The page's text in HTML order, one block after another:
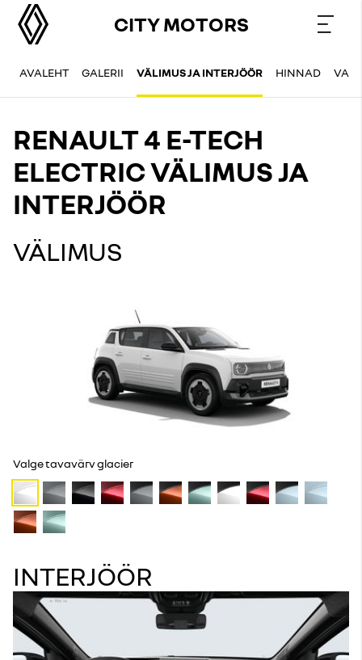
CITY MOTORS
AVALEHT GALERII VÄLIMUS JA INTERJÖÖR HINNAD
RENAULT 4 E-TECH
ELECTRIC VÄLIMUS JA
INTERJÖÖR
VÄLIMUS
Valge tavavärv glacier
INTERJÖÖR